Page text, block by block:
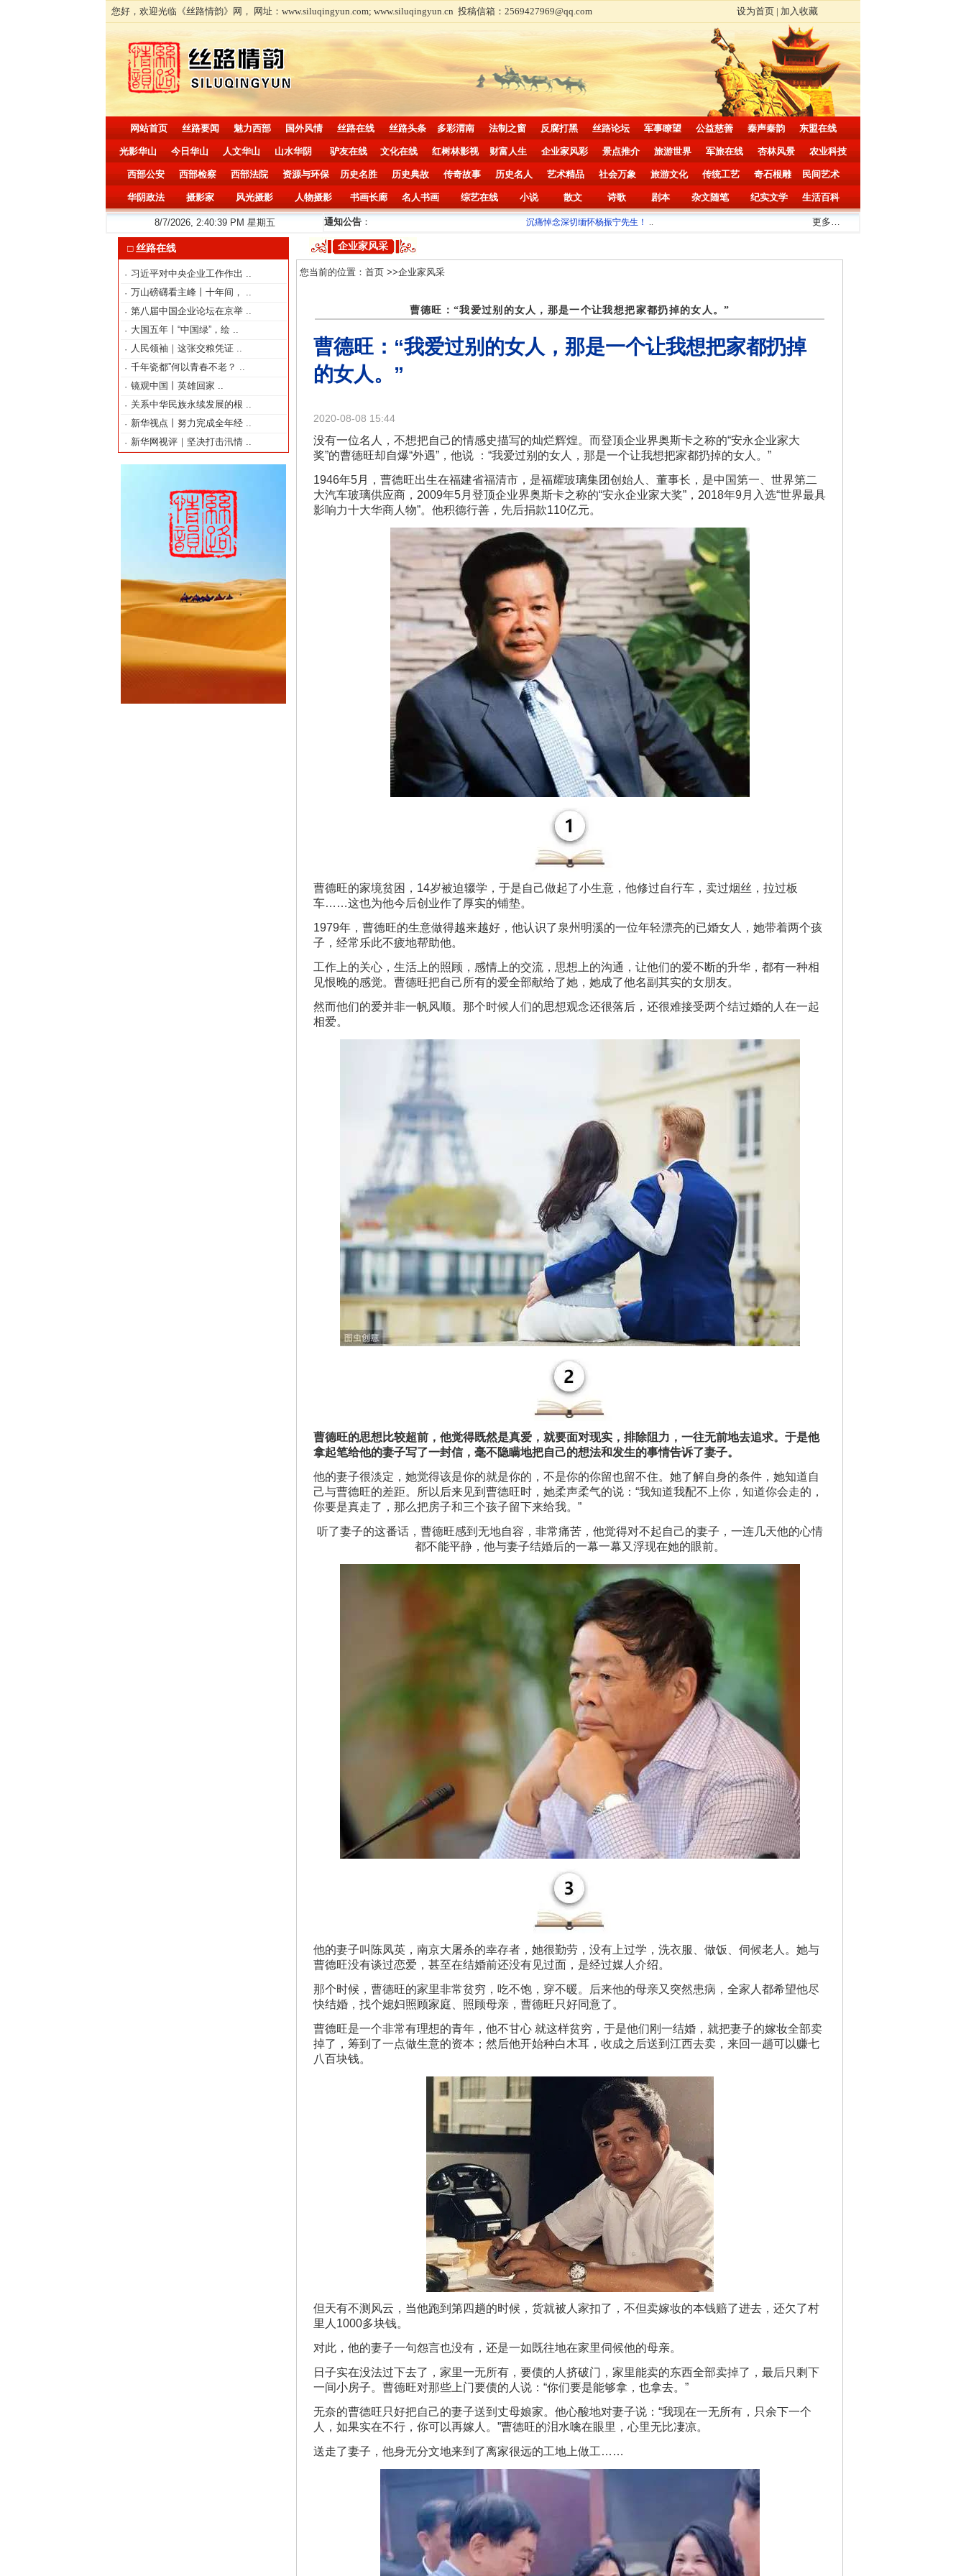
您好，欢迎光临《丝路情韵》网， 网址：www.siluqingyun.com; www.siluqingyun.cn 投稿信箱：2569427969@qq.com 设为首页 | 加入收藏
网站首页 丝路要闻 魅力西部 国外风情 丝路在线 丝路头条 多彩渭南 法制之窗 反腐打黑 丝路论坛 军事瞭望 公益慈善 秦声秦韵 东盟在线
光影华山 今日华山 人文华山 山水华阴 驴友在线 文化在线 红树林影视 财富人生 企业家风彩 景点推介 旅游世界 军旅在线 杏林风景 农业科技
西部公安 西部检察 西部法院 资源与环保 历史名胜 历史典故 传奇故事 历史名人 艺术精品 社会万象 旅游文化 传统工艺 奇石根雕 民间艺术
华阴政法 摄影家 风光摄影 人物摄影 书画长廊 名人书画 综艺在线 小说 散文 诗歌 剧本 杂文随笔 纪实文学 生活百科
8/7/2026, 2:40:41 PM 星期五 通知公告 ： 沉痛悼念深切缅怀杨振宁先生！.. 更多…
□ 丝路在线
· 习近平对中央企业工作作出 ..
· 万山磅礴看主峰丨十年间， ..
· 第八届中国企业论坛在京举 ..
· 大国五年丨“中国绿”，绘 ..
· 人民领袖｜这张交粮凭证 ..
· 千年瓷都”何以青春不老？ ..
· 镜观中国丨英雄回家 ..
· 关系中华民族永续发展的根 ..
· 新华视点丨努力完成全年经 ..
· 新华网视评｜坚决打击汛情 ..
企业家风采
您当前的位置： 首页 >>企业家风采
曹德旺：“我爱过别的女人，那是一个让我想把家都扔掉的女人。”
曹德旺：“我爱过别的女人，那是一个让我想把家都扔掉
的女人。”
2020-08-08 15:44
没有一位名人，不想把自己的情感史描写的灿烂辉煌。而登顶企业界奥斯卡之称的“安永企业家大
奖”的曹德旺却自爆“外遇”，他说 ：“我爱过别的女人，那是一个让我想把家都扔掉的女人。”
1946年5月，曹德旺出生在福建省福清市，是福耀玻璃集团创始人、董事长，是中国第一、世界第二
大汽车玻璃供应商，2009年5月登顶企业界奥斯卡之称的“安永企业家大奖”，2018年9月入选“世界最具
影响力十大华商人物”。他积德行善，先后捐款110亿元。
曹德旺的家境贫困，14岁被迫辍学，于是自己做起了小生意，他修过自行车，卖过烟丝，拉过板
车……这也为他今后创业作了厚实的铺垫。
1979年，曹德旺的生意做得越来越好，他认识了泉州明溪的一位年轻漂亮的已婚女人，她带着两个孩
子，经常乐此不疲地帮助他。
工作上的关心，生活上的照顾，感情上的交流，思想上的沟通，让他们的爱不断的升华，都有一种相
见恨晚的感觉。曹德旺把自己所有的爱全部献给了她，她成了他名副其实的女朋友。
然而他们的爱并非一帆风顺。那个时候人们的思想观念还很落后，还很难接受两个结过婚的人在一起
相爱。
曹德旺的思想比较超前，他觉得既然是真爱，就要面对现实，排除阻力，一往无前地去追求。于是他
拿起笔给他的妻子写了一封信，毫不隐瞒地把自己的想法和发生的事情告诉了妻子。
他的妻子很淡定，她觉得该是你的就是你的，不是你的你留也留不住。她了解自身的条件，她知道自
己与曹德旺的差距。所以后来见到曹德旺时，她柔声柔气的说：“我知道我配不上你，知道你会走的，
你要是真走了，那么把房子和三个孩子留下来给我。”
听了妻子的这番话，曹德旺感到无地自容，非常痛苦，他觉得对不起自己的妻子，一连几天他的心情
都不能平静，他与妻子结婚后的一幕一幕又浮现在她的眼前。
他的妻子叫陈凤英，南京大屠杀的幸存者，她很勤劳，没有上过学，洗衣服、做饭、伺候老人。她与
曹德旺没有谈过恋爱，甚至在结婚前还没有见过面，是经过媒人介绍。
那个时候，曹德旺的家里非常贫穷，吃不饱，穿不暖。后来他的母亲又突然患病，全家人都希望他尽
快结婚，找个媳妇照顾家庭、照顾母亲，曹德旺只好同意了。
曹德旺是一个非常有理想的青年，他不甘心 就这样贫穷，于是他们刚一结婚，就把妻子的嫁妆全部卖
掉了，筹到了一点做生意的资本；然后他开始种白木耳，收成之后送到江西去卖，来回一趟可以赚七
八百块钱。
但天有不测风云，当他跑到第四趟的时候，货就被人家扣了，不但卖嫁妆的本钱赔了进去，还欠了村
里人1000多块钱。
对此，他的妻子一句怨言也没有，还是一如既往地在家里伺候他的母亲。
日子实在没法过下去了，家里一无所有，要债的人挤破门，家里能卖的东西全部卖掉了，最后只剩下
一间小房子。曹德旺对那些上门要债的人说：“你们要是能够拿，也拿去。”
无奈的曹德旺只好把自己的妻子送到丈母娘家。他心酸地对妻子说：“我现在一无所有，只余下一个
人，如果实在不行，你可以再嫁人。”曹德旺的泪水噙在眼里，心里无比凄凉。
送走了妻子，他身无分文地来到了离家很远的工地上做工……